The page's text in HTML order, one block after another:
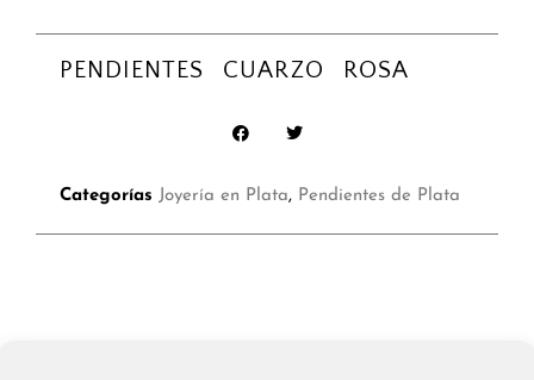
PENDIENTES CUARZO ROSA
Categorías Joyería en Plata, Pendientes de Plata